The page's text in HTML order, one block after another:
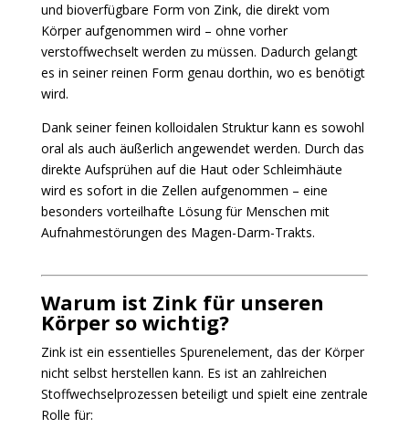
und bioverfügbare Form von Zink, die direkt vom
Körper aufgenommen wird – ohne vorher
verstoffwechselt werden zu müssen. Dadurch gelangt
es in seiner reinen Form genau dorthin, wo es benötigt
wird.
Dank seiner feinen kolloidalen Struktur kann es sowohl
oral als auch äußerlich angewendet werden. Durch das
direkte Aufsprühen auf die Haut oder Schleimhäute
wird es sofort in die Zellen aufgenommen – eine
besonders vorteilhafte Lösung für Menschen mit
Aufnahmestörungen des Magen-Darm-Trakts.
Warum ist Zink für unseren
Körper so wichtig?
Zink ist ein essentielles Spurenelement, das der Körper
nicht selbst herstellen kann. Es ist an zahlreichen
Stoffwechselprozessen beteiligt und spielt eine zentrale
Rolle für: